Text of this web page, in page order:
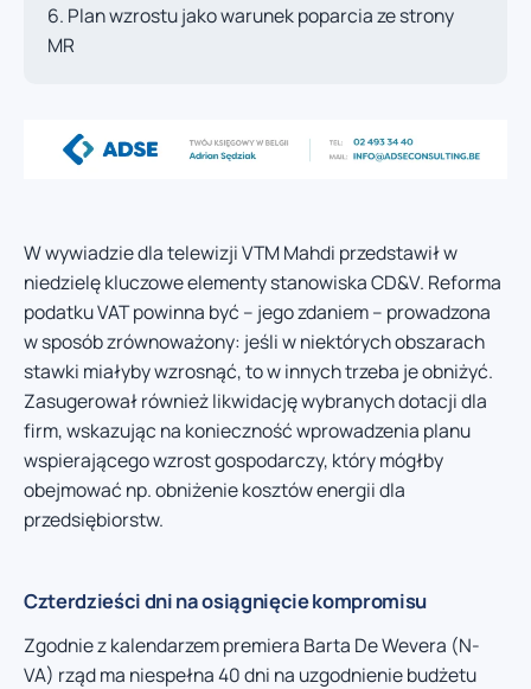
Plan wzrostu jako warunek poparcia ze strony
MR
W wywiadzie dla telewizji VTM Mahdi przedstawił w
niedzielę kluczowe elementy stanowiska CD&V. Reforma
podatku VAT powinna być – jego zdaniem – prowadzona
w sposób zrównoważony: jeśli w niektórych obszarach
stawki miałyby wzrosnąć, to w innych trzeba je obniżyć.
Zasugerował również likwidację wybranych dotacji dla
firm, wskazując na konieczność wprowadzenia planu
wspierającego wzrost gospodarczy, który mógłby
obejmować np. obniżenie kosztów energii dla
przedsiębiorstw.
Czterdzieści dni na osiągnięcie kompromisu
Zgodnie z kalendarzem premiera Barta De Wevera (N-
VA) rząd ma niespełna 40 dni na uzgodnienie budżetu